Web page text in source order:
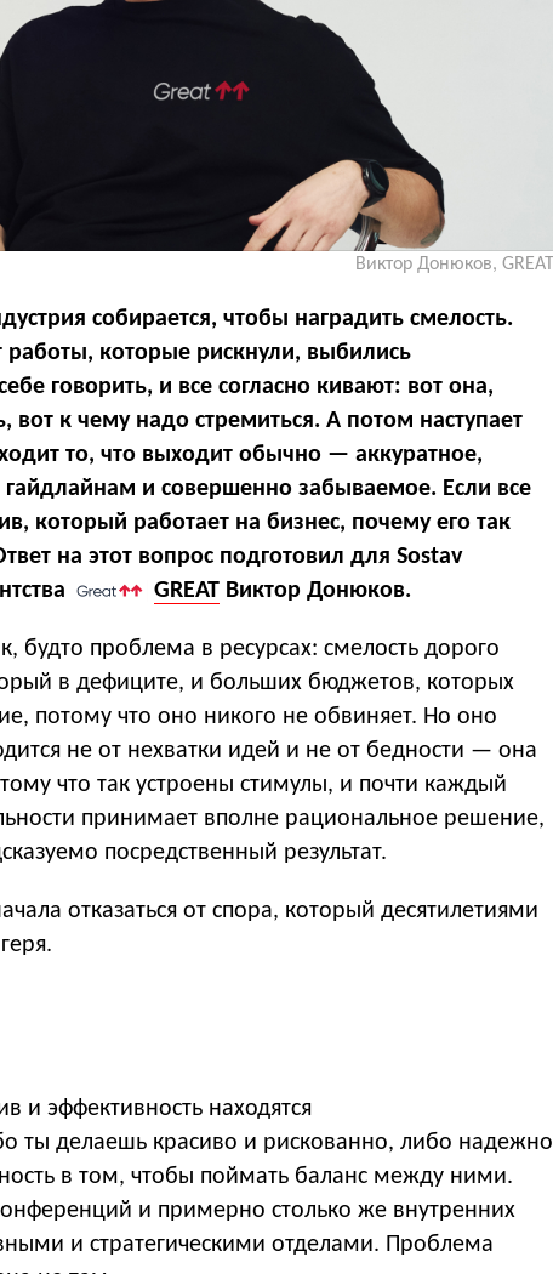
Виктор Донюков, GREAT
собирается, чтобы наградить смелость.
которые рискнули, выбились
говорить, и все согласно кивают: вот она,
вот к чему надо стремиться. А потом наступает
то, что выходит обычно — аккуратное,
и совершенно забываемое. Если все
который работает на бизнес, почему его так
на этот вопрос подготовил для Sostav
GREAT Виктор Донюков.
будто проблема в ресурсах: смелость дорого
в дефиците, и больших бюджетов, которых
потому что оно никого не обвиняет. Но оно
не от нехватки идей и не от бедности — она
что так устроены стимулы, и почти каждый
принимает вполне рациональное решение,
посредственный результат.
отказаться от спора, который десятилетиями
и эффективность находятся
ты делаешь красиво и рискованно, либо надежно
в том, чтобы поймать баланс между ними.
и примерно столько же внутренних
и стратегическими отделами. Проблема